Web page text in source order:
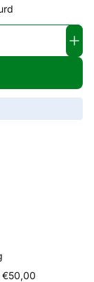
€50,00